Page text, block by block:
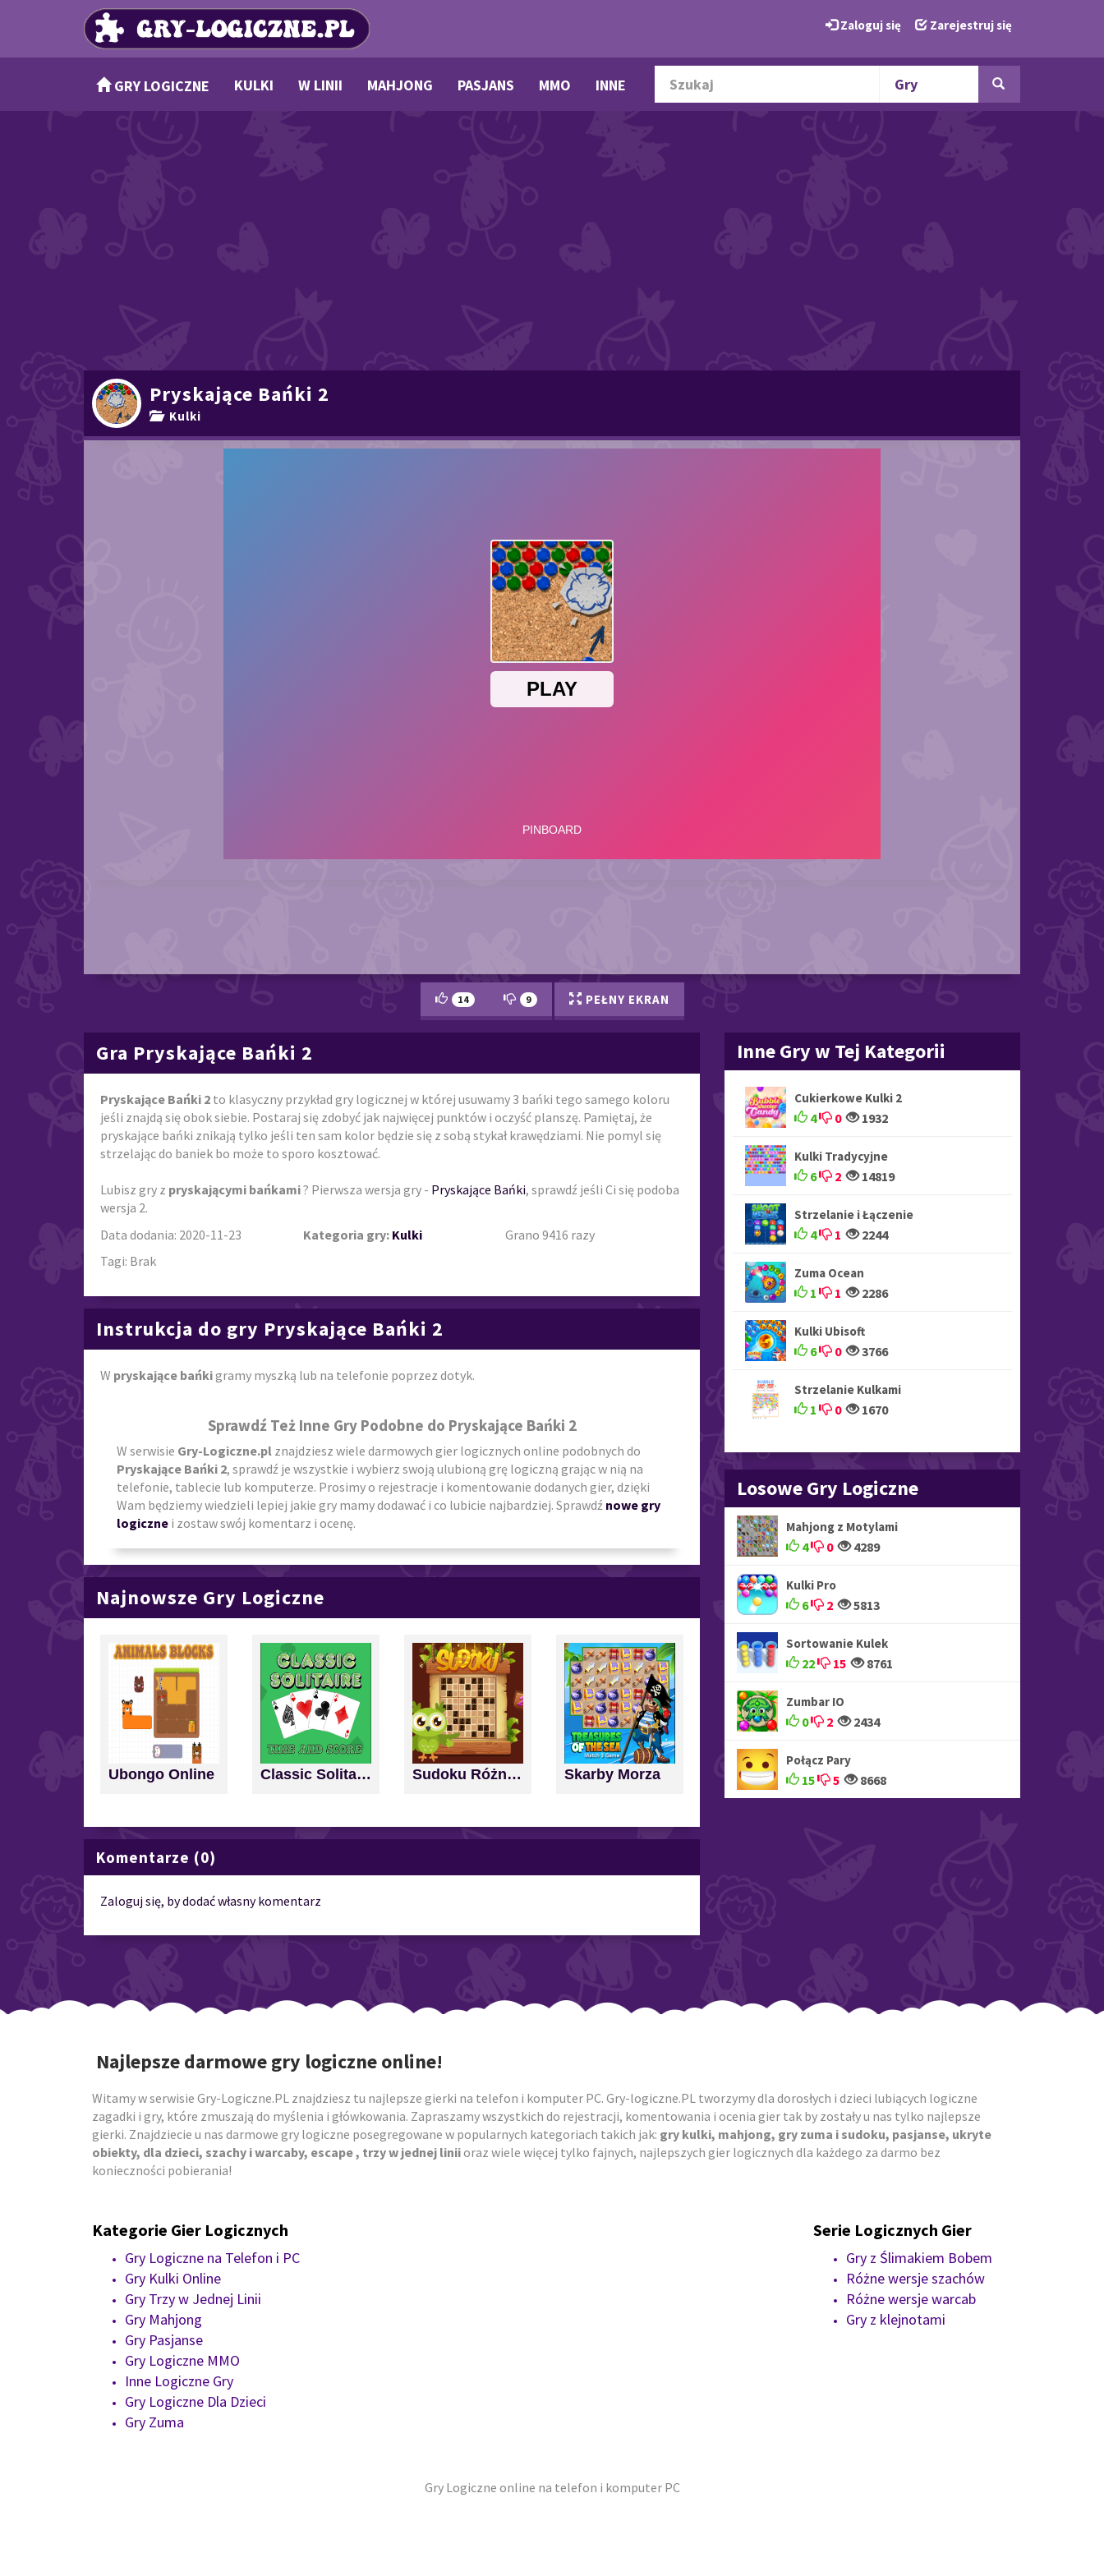
Zaloguj się Zarejestruj się
GRY LOGICZNE KULKI W LINII MAHJONG PASJANS MMO INNE
Pryskające Bańki 2
Kulki
14 9 PEŁNY EKRAN
Inne Gry w Tej Kategorii
Cukierkowe Kulki 2
4 0 1932
Kulki Tradycyjne
6 2 14819
Strzelanie i Łączenie
4 1 2244
Zuma Ocean
1 1 2286
Kulki Ubisoft
6 0 3766
Strzelanie Kulkami
1 0 1670
Losowe Gry Logiczne
Mahjong z Motylami
4 0 4289
Kulki Pro
6 2 5813
Sortowanie Kulek
22 15 8761
Zumbar IO
0 2 2434
Połącz Pary
15 5 8668
Gra Pryskające Bańki 2
Pryskające Bańki 2 to klasyczny przykład gry logicznej w której usuwamy 3 bańki tego samego koloru
jeśli znajdą się obok siebie. Postaraj się zdobyć jak najwięcej punktów i oczyść planszę. Pamiętaj, że
pryskające bańki znikają tylko jeśli ten sam kolor będzie się z sobą stykał krawędziami. Nie pomyl się
strzelając do baniek bo może to sporo kosztować.
Lubisz gry z pryskającymi bańkami? Pierwsza wersja gry - Pryskające Bańki, sprawdź jeśli Ci się podoba
wersja 2.
Data dodania: 2020-11-23
Kategoria gry: Kulki
Grano 9416 razy
Tagi: Brak
Instrukcja do gry Pryskające Bańki 2
W pryskające bańkigramy myszką lub na telefonie poprzez dotyk.
Sprawdź Też Inne Gry Podobne do Pryskające Bańki 2
W serwisie Gry-Logiczne.pl znajdziesz wiele darmowych gier logicznych online podobnych do
Pryskające Bańki 2, sprawdź je wszystkie i wybierz swoją ulubioną grę logiczną grając w nią na
telefonie, tablecie lub komputerze. Prosimy o rejestracje i komentowanie dodanych gier, dzięki
Wam będziemy wiedzieli lepiej jakie gry mamy dodawać i co lubicie najbardziej. Sprawdź nowe gry
logiczne i zostaw swój komentarz i ocenę.
Najnowsze Gry Logiczne
Ubongo Online Classic Solitaire: Time and Score Sudoku Różne Poziomy Skarby Morza
Komentarze (0)
Zaloguj się, by dodać własny komentarz
Najlepsze darmowe gry logiczne online!
Witamy w serwisie Gry-Logiczne.PL znajdziesz tu najlepsze gierki na telefon i komputer PC. Gry-logiczne.PL tworzymy dla dorosłych i dzieci lubiących logiczne
zagadki i gry, które zmuszają do myślenia i główkowania. Zapraszamy wszystkich do rejestracji, komentowania i ocenia gier tak by zostały u nas tylko najlepsze
gierki. Znajdziecie u nas darmowe gry logiczne posegregowane w popularnych kategoriach takich jak: gry kulki, mahjong, gry zuma i sudoku, pasjanse, ukryte
obiekty, dla dzieci, szachy i warcaby, escape , trzy w jednej liniioraz wiele więcej tylko fajnych, najlepszych gier logicznych dla każdego za darmo bez
konieczności pobierania!
Kategorie Gier Logicznych
Gry Logiczne na Telefon i PC
Gry Kulki Online
Gry Trzy w Jednej Linii
Gry Mahjong
Gry Pasjanse
Gry Logiczne MMO
Inne Logiczne Gry
Gry Logiczne Dla Dzieci
Gry Zuma
Serie Logicznych Gier
Gry z Ślimakiem Bobem
Różne wersje szachów
Różne wersje warcab
Gry z klejnotami
Gry Logiczne online na telefon i komputer PC